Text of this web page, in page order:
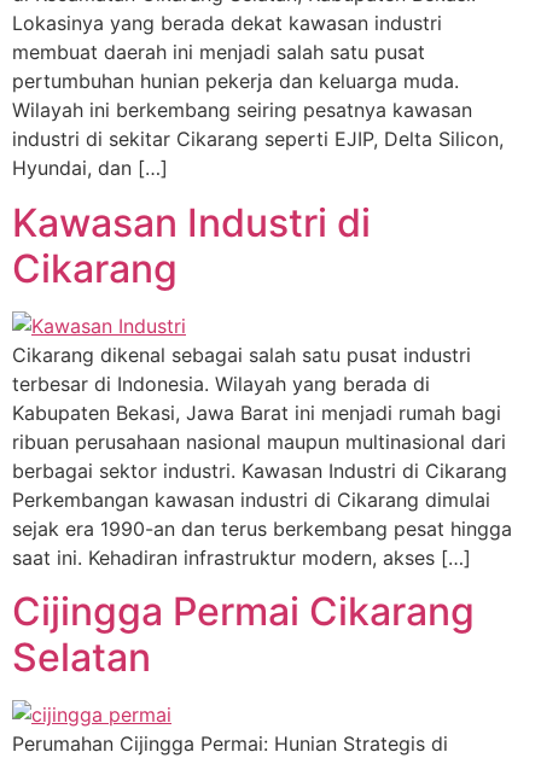
Lokasinya yang berada dekat kawasan industri
membuat daerah ini menjadi salah satu pusat
pertumbuhan hunian pekerja dan keluarga muda.
Wilayah ini berkembang seiring pesatnya kawasan
industri di sekitar Cikarang seperti EJIP, Delta Silicon,
Hyundai, dan […]
Kawasan Industri di
Cikarang
Cikarang dikenal sebagai salah satu pusat industri
terbesar di Indonesia. Wilayah yang berada di
Kabupaten Bekasi, Jawa Barat ini menjadi rumah bagi
ribuan perusahaan nasional maupun multinasional dari
berbagai sektor industri. Kawasan Industri di Cikarang
Perkembangan kawasan industri di Cikarang dimulai
sejak era 1990-an dan terus berkembang pesat hingga
saat ini. Kehadiran infrastruktur modern, akses […]
Cijingga Permai Cikarang
Selatan
Perumahan Cijingga Permai: Hunian Strategis di